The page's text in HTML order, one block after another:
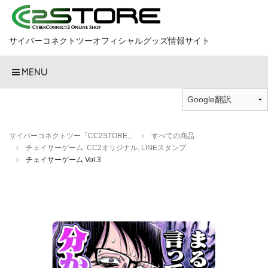
サイバーコネクトツーオフィシャルグッズ情報サイト
MENU
サイバーコネクトツー「CC2STORE」
すべての商品
チェイサーゲーム, CC2オリジナル, LINEスタンプ
チェイサーゲーム Vol.3